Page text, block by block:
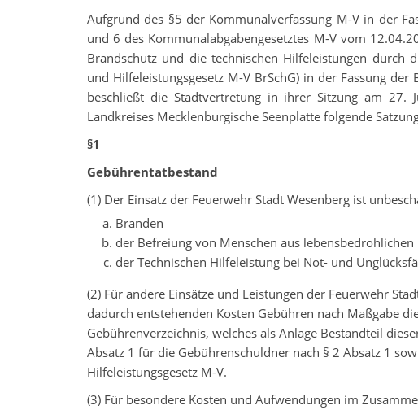
Aufgrund des §5 der Kommunalverfassung M-V in der
und 6 des Kommunalabgabengesetztes M-V vom
Brandschutz und die technischen Hilfeleistungen durch
und Hilfeleistungsgesetz M-V BrSchG) in der Fassung
beschließt die Stadtvertretung in ihrer Sitzung am 27.
Landkreises Mecklenburgische Seenplatte folgende
§1
Gebührentatbestand
(1) Der Einsatz der Feuerwehr Stadt Wesenberg ist
Bränden
der Befreiung von Menschen aus lebensbedrohlichen
der Technischen Hilfeleistung bei Not- und
(2) Für andere Einsätze und Leistungen der Feuerwehr
dadurch entstehenden Kosten Gebühren nach Maßgabe
Gebührenverzeichnis, welches als Anlage Bestandteil
Absatz 1 für die Gebührenschuldner nach § 2 Absatz 1
Hilfeleistungsgesetz M-V.
(3) Für besondere Kosten und Aufwendungen im